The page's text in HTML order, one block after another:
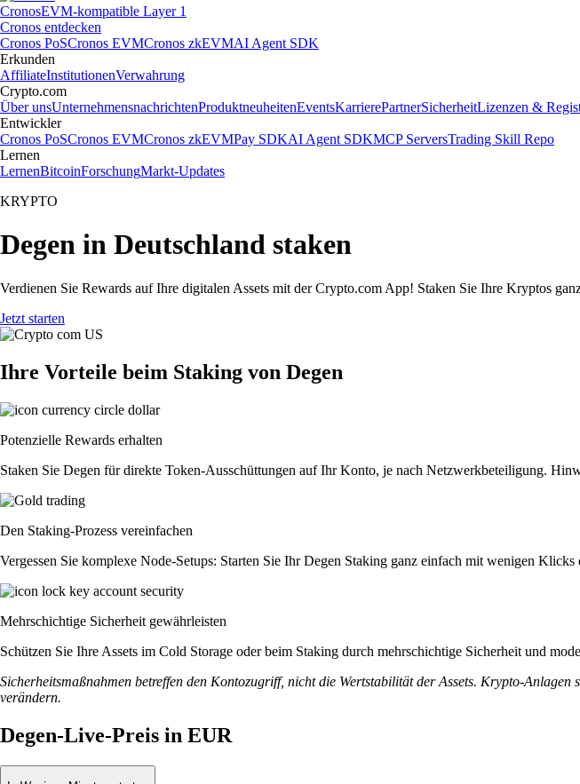
CronosEVM-kompatible Layer 1
Cronos entdecken
Cronos PoSCronos EVMCronos zkEVMAI Agent SDK
Erkunden
AffiliateInstitutionenVerwahrung
Crypto.com
Über unsUnternehmensnachrichtenProduktneuheitenEventsKarrierePartnerSicherheitLizenzen &
Entwickler
Cronos PoSCronos EVMCronos zkEVMPay SDKAI Agent SDKMCP ServersTrading Skill Repo
Lernen
LernenBitcoinForschungMarkt-Updates
KRYPTO
Degen in Deutschland staken
Verdienen Sie Rewards auf Ihre digitalen Assets mit der Crypto.com App! Staken Sie Ihre Kryptos
Jetzt starten
Ihre Vorteile beim Staking von Degen
Potenzielle Rewards erhalten
Staken Sie Degen für direkte Token-Ausschüttungen auf Ihr Konto, je nach Netzwerkbeteiligung.
Den Staking-Prozess vereinfachen
Vergessen Sie komplexe Node-Setups: Starten Sie Ihr Degen Staking ganz einfach mit wenigen
Mehrschichtige Sicherheit gewährleisten
Schützen Sie Ihre Assets im Cold Storage oder beim Staking durch mehrschichtige Sicherheit und
Sicherheitsmaßnahmen betreffen den Kontozugriff, nicht die Wertstabilität der Assets. Krypto-
verändern.
Degen-Live-Preis in EUR